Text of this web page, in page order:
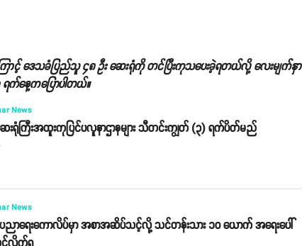
ာင့် ဒေသခံပြည်သူ ၄၈ ဦး ဆေးရုံကို တင်ပြီးကုသပေးခဲ့ရတယ်လို့ လေးမျက်နှာ
နေ့ကပြောပါတယ်။
News
းရုံကြီးအထူးကုပြင်ပလူနာဌာနများ သီတင်းကျွတ် (၃) ရက်ပိတ်မည်
News
ညာရေးကောလိပ်မှာ အစာအဆိပ်သင့်လို့ သင်တန်းသား ၁၀ ယောက် အရေးပေါ်